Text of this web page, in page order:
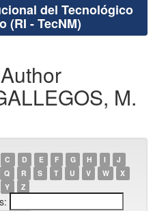
del Tecnológico
(RI - TecNM)
M.
C D E F G H I
J
Q R S T U V W
X
Y
Z